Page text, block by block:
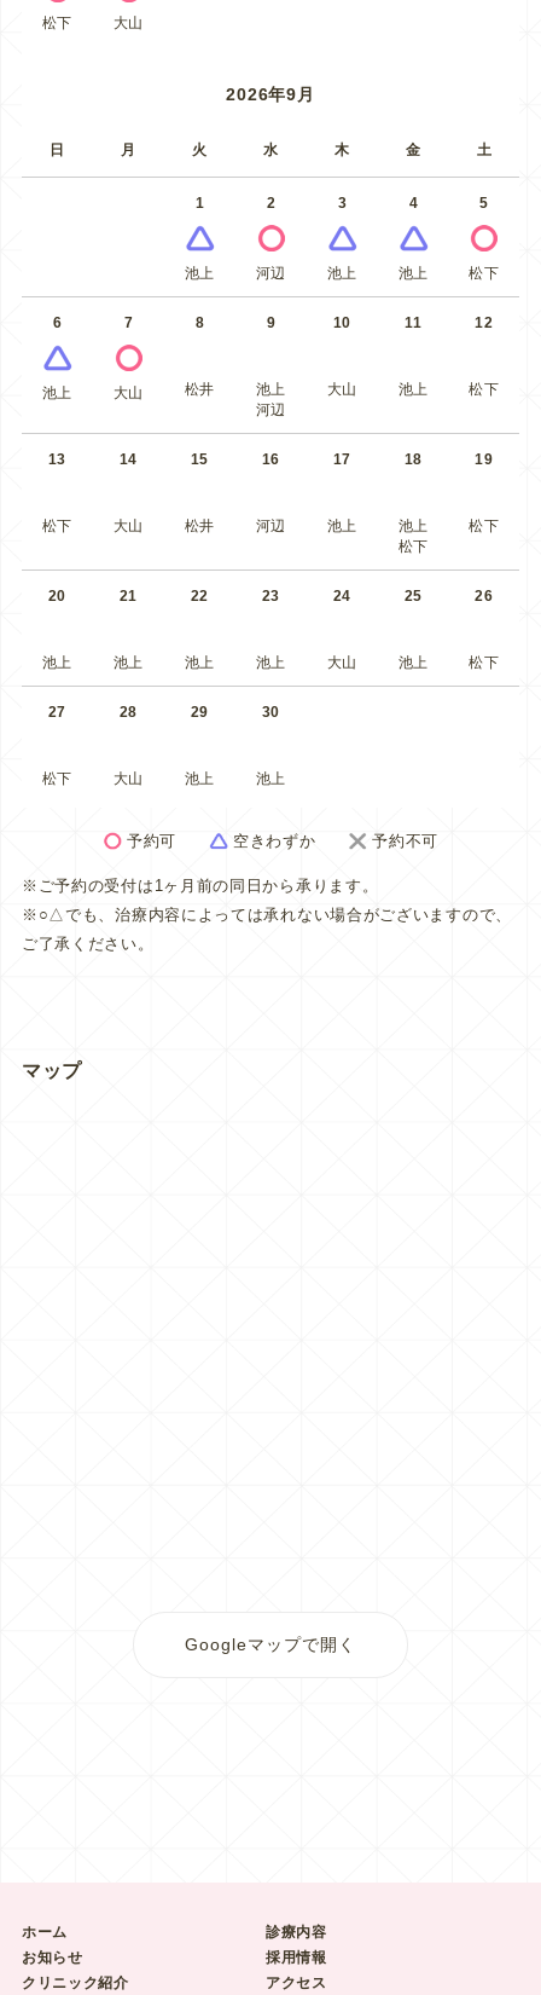
松下 大山
2026年9月
日 月 火 水 木 金 土
1
池上
2
河辺
3
池上
4
池上
5
松下
6
池上
7
大山
8
松井
9
池上
河辺
10
大山
11
池上
12
松下
13
松下
14
大山
15
松井
16
河辺
17
池上
18
池上
松下
19
松下
20
池上
21
池上
22
池上
23
池上
24
大山
25
池上
26
松下
27
松下
28
大山
29
池上
30
池上
予約可 空きわずか 予約不可
※ご予約の受付は1ヶ月前の同日から承ります。
※○△でも、治療内容によっては承れない場合がございますので、
ご了承ください。
マップ
Googleマップで開く
ホーム
お知らせ
クリニック紹介
診療内容
採用情報
アクセス